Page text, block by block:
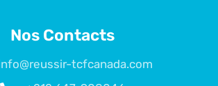
Nos Contacts
tcfcanada.com